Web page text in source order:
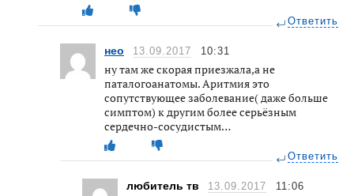
Ответить
нео 13.09.2017 10:31
ну там же скорая приезжала,а не
паталогоанатомы. Аритмия это
сопутствующее заболевание( даже больше
симптом) к другим более серьёзным
сердечно-сосудистым…
Ответить
любитель тв 13.09.2017 11:06